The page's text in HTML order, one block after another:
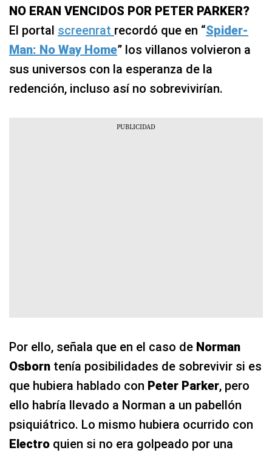
NO ERAN VENCIDOS POR PETER PARKER?
El portal screenrat recordó que en “Spider-
Man: No Way Home” los villanos volvieron a
sus universos con la esperanza de la
redención, incluso así no sobrevivirían.
Por ello, señala que en el caso de Norman
Osborn tenía posibilidades de sobrevivir si es
que hubiera hablado con Peter Parker, pero
ello habría llevado a Norman a un pabellón
psiquiátrico. Lo mismo hubiera ocurrido con
Electro quien si no era golpeado por una